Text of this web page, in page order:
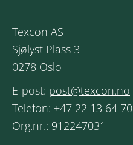
Texcon AS
Sjølyst Plass 3
0278 Oslo
E-post: post@texcon.no
Telefon: +47 22 13 64 70
Org.nr.: 912247031